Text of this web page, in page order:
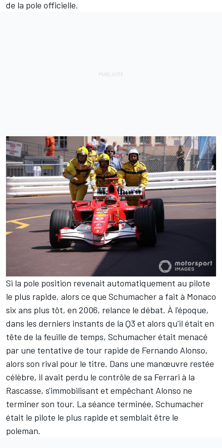
de la pole officielle.
Si la pole position revenait automatiquement au pilote
le plus rapide, alors ce que Schumacher a fait à Monaco
six ans plus tôt, en 2006, relance le débat. À l'époque,
dans les derniers instants de la Q3 et alors qu'il était en
tête de la feuille de temps, Schumacher était menacé
par une tentative de tour rapide de Fernando Alonso,
alors son rival pour le titre. Dans une manœuvre restée
célèbre, il avait perdu le contrôle de sa Ferrari à la
Rascasse, s'immobilisant et empêchant Alonso ne
terminer son tour. La séance terminée, Schumacher
était le pilote le plus rapide et semblait être le
poleman.